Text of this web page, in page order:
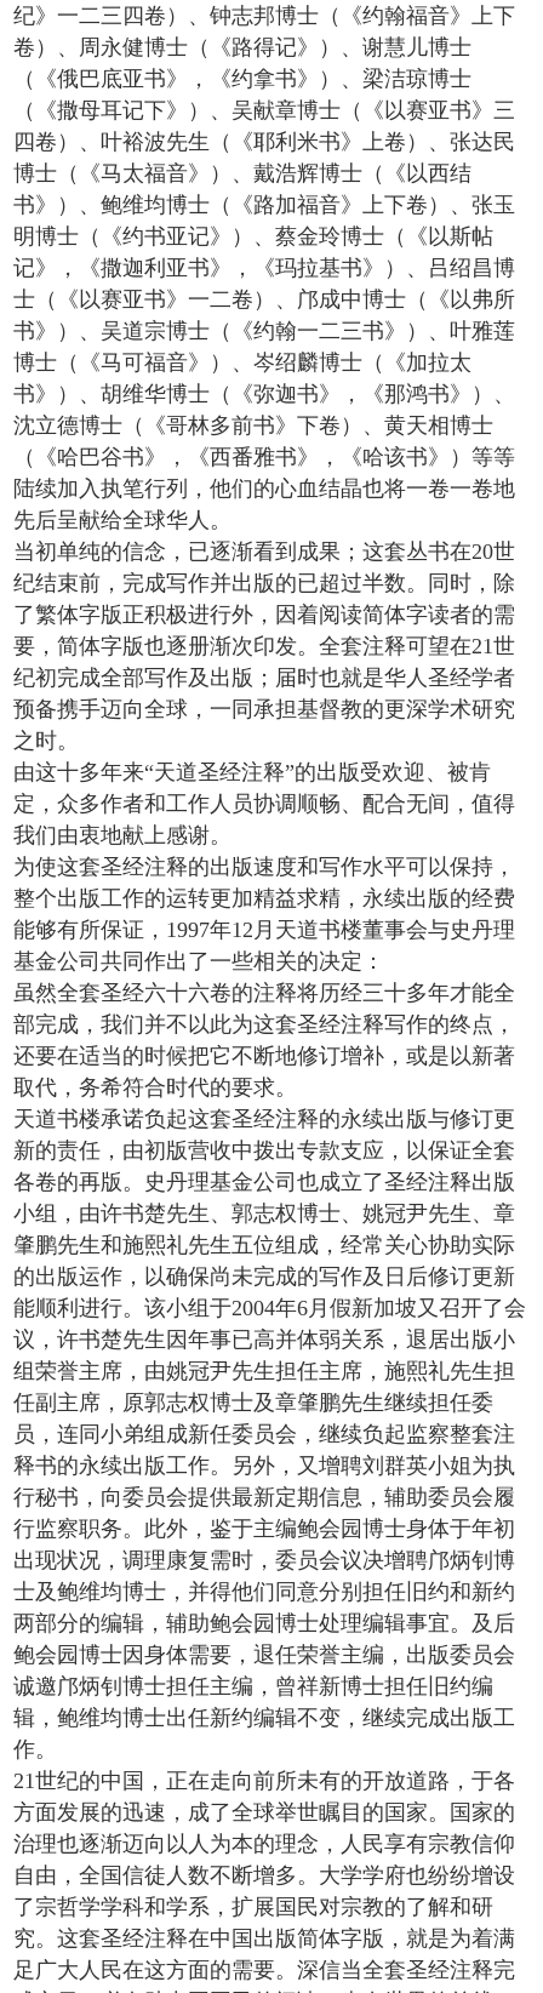
纪》一二三四卷）、钟志邦博士（《约翰福音》上下
卷）、周永健博士（《路得记》）、谢慧儿博士
（《俄巴底亚书》，《约拿书》）、梁洁琼博士
（《撒母耳记下》）、吴献章博士（《以赛亚书》三
四卷）、叶裕波先生（《耶利米书》上卷）、张达民
博士（《马太福音》）、戴浩辉博士（《以西结
书》）、鲍维均博士（《路加福音》上下卷）、张玉
明博士（《约书亚记》）、蔡金玲博士（《以斯帖
记》，《撒迦利亚书》，《玛拉基书》）、吕绍昌博
士（《以赛亚书》一二卷）、邝成中博士（《以弗所
书》）、吴道宗博士（《约翰一二三书》）、叶雅莲
博士（《马可福音》）、岑绍麟博士（《加拉太
书》）、胡维华博士（《弥迦书》，《那鸿书》）、
沈立德博士（《哥林多前书》下卷）、黄天相博士
（《哈巴谷书》，《西番雅书》，《哈该书》）等等
陆续加入执笔行列，他们的心血结晶也将一卷一卷地
先后呈献给全球华人。
当初单纯的信念，已逐渐看到成果；这套丛书在20世
纪结束前，完成写作并出版的已超过半数。同时，除
了繁体字版正积极进行外，因着阅读简体字读者的需
要，简体字版也逐册渐次印发。全套注释可望在21世
纪初完成全部写作及出版；届时也就是华人圣经学者
预备携手迈向全球，一同承担基督教的更深学术研究
之时。
由这十多年来“天道圣经注释”的出版受欢迎、被肯
定，众多作者和工作人员协调顺畅、配合无间，值得
我们由衷地献上感谢。
为使这套圣经注释的出版速度和写作水平可以保持，
整个出版工作的运转更加精益求精，永续出版的经费
能够有所保证，1997年12月天道书楼董事会与史丹理
基金公司共同作出了一些相关的决定：
虽然全套圣经六十六卷的注释将历经三十多年才能全
部完成，我们并不以此为这套圣经注释写作的终点，
还要在适当的时候把它不断地修订增补，或是以新著
取代，务希符合时代的要求。
天道书楼承诺负起这套圣经注释的永续出版与修订更
新的责任，由初版营收中拨出专款支应，以保证全套
各卷的再版。史丹理基金公司也成立了圣经注释出版
小组，由许书楚先生、郭志权博士、姚冠尹先生、章
肇鹏先生和施熙礼先生五位组成，经常关心协助实际
的出版运作，以确保尚未完成的写作及日后修订更新
能顺利进行。该小组于2004年6月假新加坡又召开了会
议，许书楚先生因年事已高并体弱关系，退居出版小
组荣誉主席，由姚冠尹先生担任主席，施熙礼先生担
任副主席，原郭志权博士及章肇鹏先生继续担任委
员，连同小弟组成新任委员会，继续负起监察整套注
释书的永续出版工作。另外，又增聘刘群英小姐为执
行秘书，向委员会提供最新定期信息，辅助委员会履
行监察职务。此外，鉴于主编鲍会园博士身体于年初
出现状况，调理康复需时，委员会议决增聘邝炳钊博
士及鲍维均博士，并得他们同意分别担任旧约和新约
两部分的编辑，辅助鲍会园博士处理编辑事宜。及后
鲍会园博士因身体需要，退任荣誉主编，出版委员会
诚邀邝炳钊博士担任主编，曾祥新博士担任旧约编
辑，鲍维均博士出任新约编辑不变，继续完成出版工
作。
21世纪的中国，正在走向前所未有的开放道路，于各
方面发展的迅速，成了全球举世瞩目的国家。国家的
治理也逐渐迈向以人为本的理念，人民享有宗教信仰
自由，全国信徒人数不断增多。大学学府也纷纷增设
了宗哲学学科和学系，扩展国民对宗教的了解和研
究。这套圣经注释在中国出版简体字版，就是为着满
足广大人民在这方面的需要。深信当全套圣经注释完